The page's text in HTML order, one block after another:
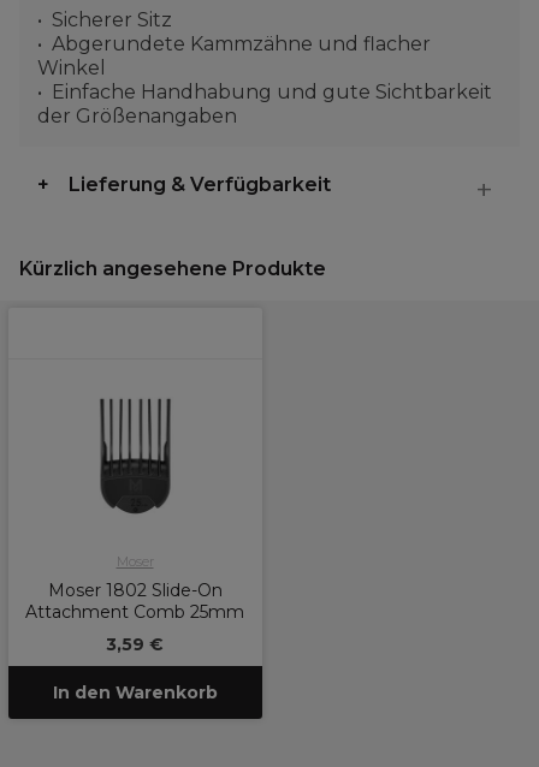
Sicherer Sitz
Abgerundete Kammzähne und flacher
Winkel
Einfache Handhabung und gute Sichtbarkeit
der Größenangaben
Lieferung & Verfügbarkeit
Kürzlich angesehene Produkte
Moser
Moser 1802 Slide-On
Attachment Comb 25mm
3,59 €
In den Warenkorb